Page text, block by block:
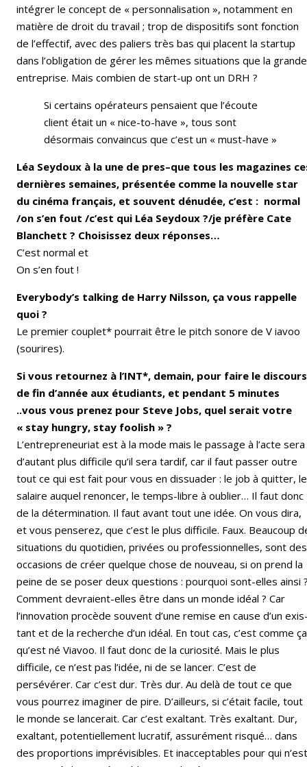
intégrer le concept de « personnalisation », notamment en
matière de droit du travail ; trop de dispositifs sont fonction
de l’effectif, avec des paliers très bas qui placent la startup
dans l’obligation de gérer les mêmes situations que la grande
entreprise. Mais combien de start-up ont un DRH ?
Si certains opérateurs pensaient que l’écoute
client était un « nice-to-have », tous sont
désormais convaincus que c’est un « must-have »
Léa Seydoux à la une de pres–que tous les magazines
dernières semaines, présentée comme la nouvelle star
du cinéma français, et souvent dénudée, c’est : normal
/on s’en fout /c’est qui Léa Seydoux ?/je préfère Cate
Blanchett ? Choisissez deux réponses…
C’est normal et
On s’en fout !
Everybody’s talking de Harry Nilsson, ça vous rappelle
quoi ?
Le premier couplet* pourrait être le pitch sonore de V iavoo
(sourires).
Si vous retournez à l’INT*, demain, pour faire le discours
de fin d’année aux étudiants, et pendant 5 minutes
..vous vous prenez pour Steve Jobs, quel serait votre
« stay hungry, stay foolish » ?
L’entrepreneuriat est à la mode mais le passage à l’acte sera
d’autant plus difficile qu’il sera tardif, car il faut passer outre
tout ce qui est fait pour vous en dissuader : le job à quitter, le
salaire auquel renoncer, le temps-libre à oublier… Il faut donc
de la détermination. Il faut avant tout une idée. On vous dira,
et vous penserez, que c’est le plus difficile. Faux. Beaucoup
situations du quotidien, privées ou professionnelles, sont des
occasions de créer quelque chose de nouveau, si on prend la
peine de se poser deux questions : pourquoi sont-elles ainsi
Comment devraient-elles être dans un monde idéal ? Car
l’innovation procède souvent d’une remise en cause d’un
tant et de la recherche d’un idéal. En tout cas, c’est comme ça
qu’est né Viavoo. Il faut donc de la curiosité. Mais le plus
difficile, ce n’est pas l’idée, ni de se lancer. C’est de
persévérer. Car c’est dur. Très dur. Au delà de tout ce que
vous pourrez imaginer de pire. D’ailleurs, si c’était facile, tout
le monde se lancerait. Car c’est exaltant. Très exaltant. Dur,
exaltant, potentiellement lucratif, assurément risqué… dans
des proportions imprévisibles. Et inacceptables pour qui n’est